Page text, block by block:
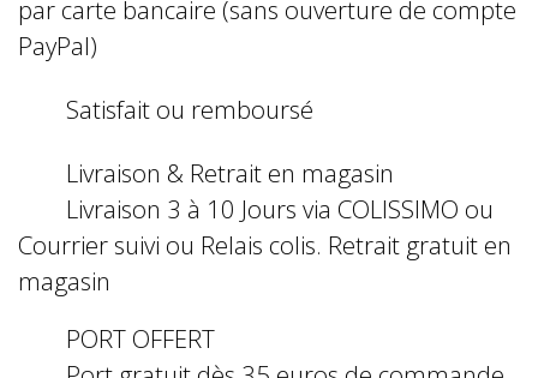
par carte bancaire (sans ouverture de compte
PayPal)
Satisfait ou remboursé
Livraison & Retrait en magasin
Livraison 3 à 10 Jours via COLISSIMO ou
Courrier suivi ou Relais colis. Retrait gratuit en
magasin
PORT OFFERT